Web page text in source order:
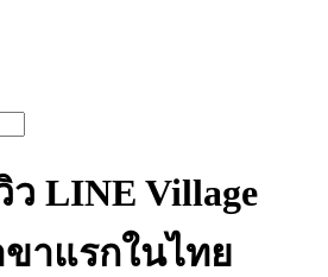
ว LINE Village
ขาแรกในไทย